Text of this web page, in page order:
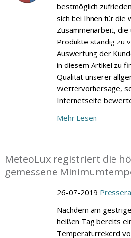
bestmöglich
sich bei Ihnen für die
Zusammenarbeit,
Produkte ständig zu
Auswertung der
in diesem Artikel zu
Qualität unserer
Wettervorhersage,
Internetseite
Mehr Lesen
MeteoLux registriert die
gemessene
26-07-2019
Nachdem am
heißen Tag bereits
Temperaturrekord